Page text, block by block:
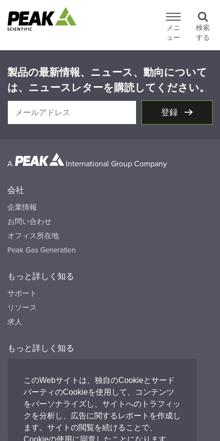
このWebサイトは、独自のCookieとサード
パーティのCookieを使用して、コンテンツ
をパーソナライズし、サイトへのトラフィッ
クを分析し、広告に関するレポートを作成し
ます。サイトの閲覧を続けることで、
メニ
ュー
検索
する
製品の最新情報、ニュース、動向について
は、ニュースレターを購読してください。
登録
A International Group Company
会社
企業情報
お問い合わせ
オフィス所在地
Peak Gas Generation
もっと詳しく知る
サポート
リソース
求人
もっと詳しく知る
Peak HQ tel:+44 141 812 8100
PEAK Japan tel:+81 (0)3-6825-4525
私たちとつながる